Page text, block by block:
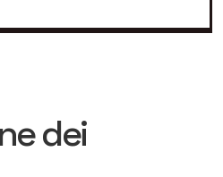
dei